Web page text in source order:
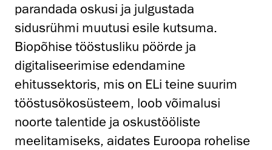
parandada oskusi ja julgustada
sidusrühmi muutusi esile kutsuma.
Biopõhise tööstusliku pöörde ja
digitaliseerimise edendamine
ehitussektoris, mis on ELi teine suurim
tööstusökosüsteem, loob võimalusi
noorte talentide ja oskustööliste
meelitamiseks, aidates Euroopa rohelise